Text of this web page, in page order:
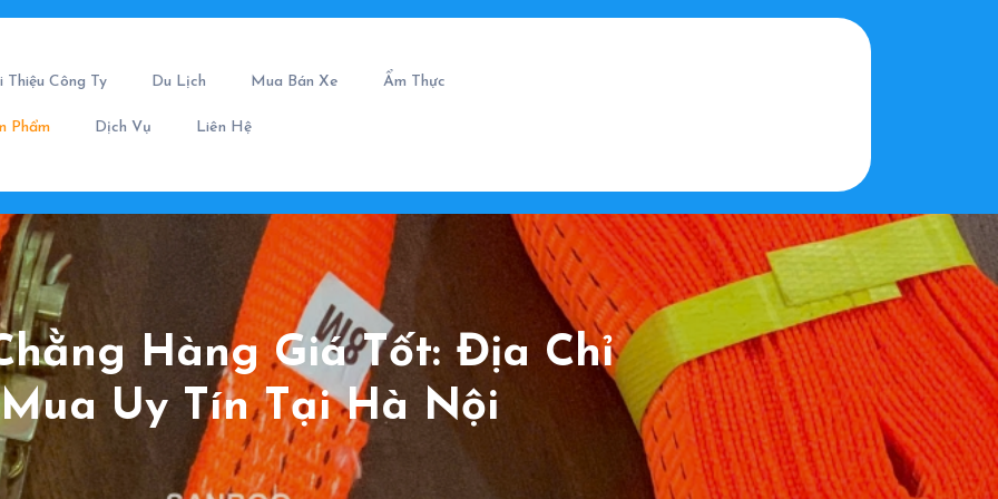
Thiệu Công Ty Du Lịch Mua Bán Xe Ẩm Thực
Phẩm Dịch Vụ Liên Hệ
Hàng Giá Tốt: Địa Chỉ
Mua Uy Tín Tại Hà Nội